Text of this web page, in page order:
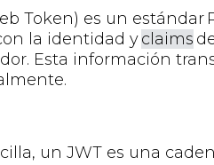
Token) es un estándar
la identidad yclaims
. Esta información
unJWT es una